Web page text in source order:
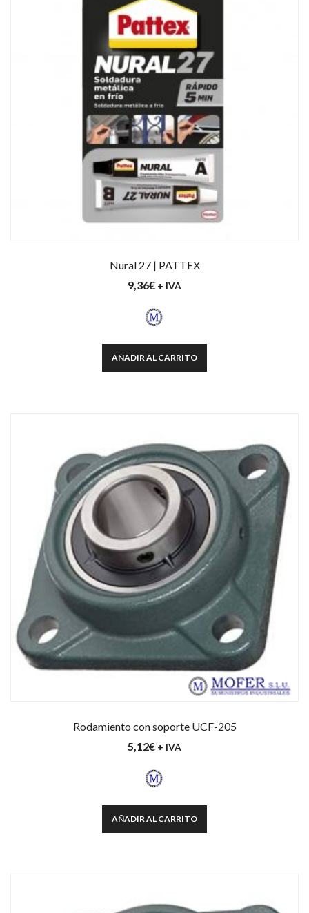
Nural 27 | PATTEX
9,36€ + IVA
AÑADIR AL CARRITO
Rodamiento con soporte UCF-205
5,12€ + IVA
AÑADIR AL CARRITO